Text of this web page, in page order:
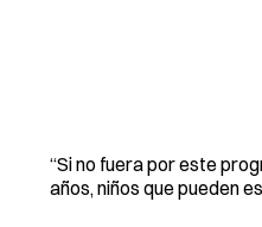
“Si no fuera por este
años, niños que pueden